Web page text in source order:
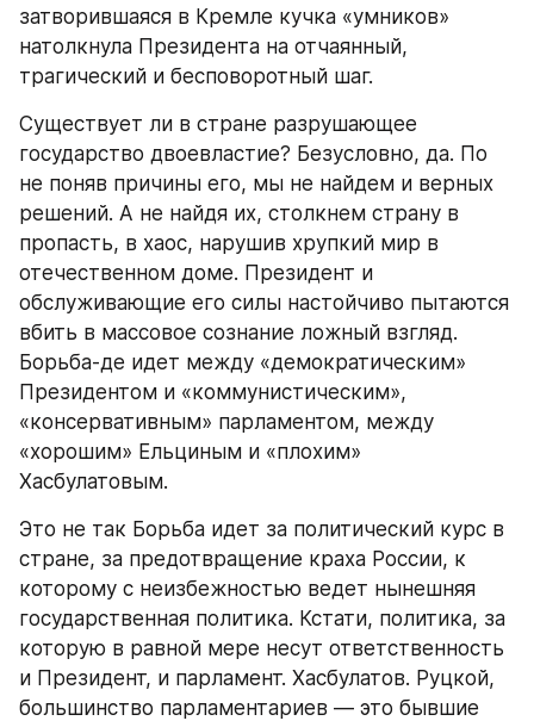
затворившаяся в Кремле кучка «умников»
натолкнула Президента на отчаянный,
трагический и бесповоротный шаг.
Существует ли в стране разрушающее
государство двоевластие? Безусловно, да. По
не поняв причины его, мы не найдем и верных
решений. А не найдя их, столкнем страну в
пропасть, в хаос, нарушив хрупкий мир в
отечественном доме. Президент и
обслуживающие его силы настойчиво пытаются
вбить в массовое сознание ложный взгляд.
Борьба-де идет между «демократическим»
Президентом и «коммунистическим»,
«консервативным» парламентом, между
«хорошим» Ельциным и «плохим»
Хасбулатовым.
Это не так Борьба идет за политический курс в
стране, за предотвращение краха России, к
которому с неизбежностью ведет нынешняя
государственная политика. Кстати, политика, за
которую в равной мере несут ответственность
и Президент, и парламент. Хасбулатов. Руцкой,
большинство парламентариев — это бывшие